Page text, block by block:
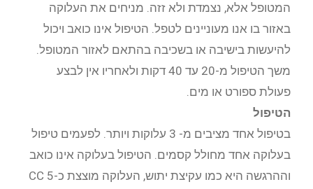
המטופל אלא, נצמדת ולא זזה. מניחים את העלוקה
באזור בו אנו מעוניינים לטפל. הטיפול אינו כואב ויכול
להיעשות בישיבה או בשכיבה בהתאם לאזור המטופל.
משך הטיפול מ-20 עד 40 דקות ולאחריו אין לבצע
פעולת ספורט או מים.
הטיפול
בטיפול אחד מציבים מ- 3 עלוקות ויותר. לפעמים טיפול
בעלוקה אחד מחולל קסמים. הטיפול בעלוקה אינו כואב
וההרגשה היא כמו עקיצת יתוש, העלוקה מוצצת כ-5 CC